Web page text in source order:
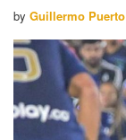
by Guillermo Puerto